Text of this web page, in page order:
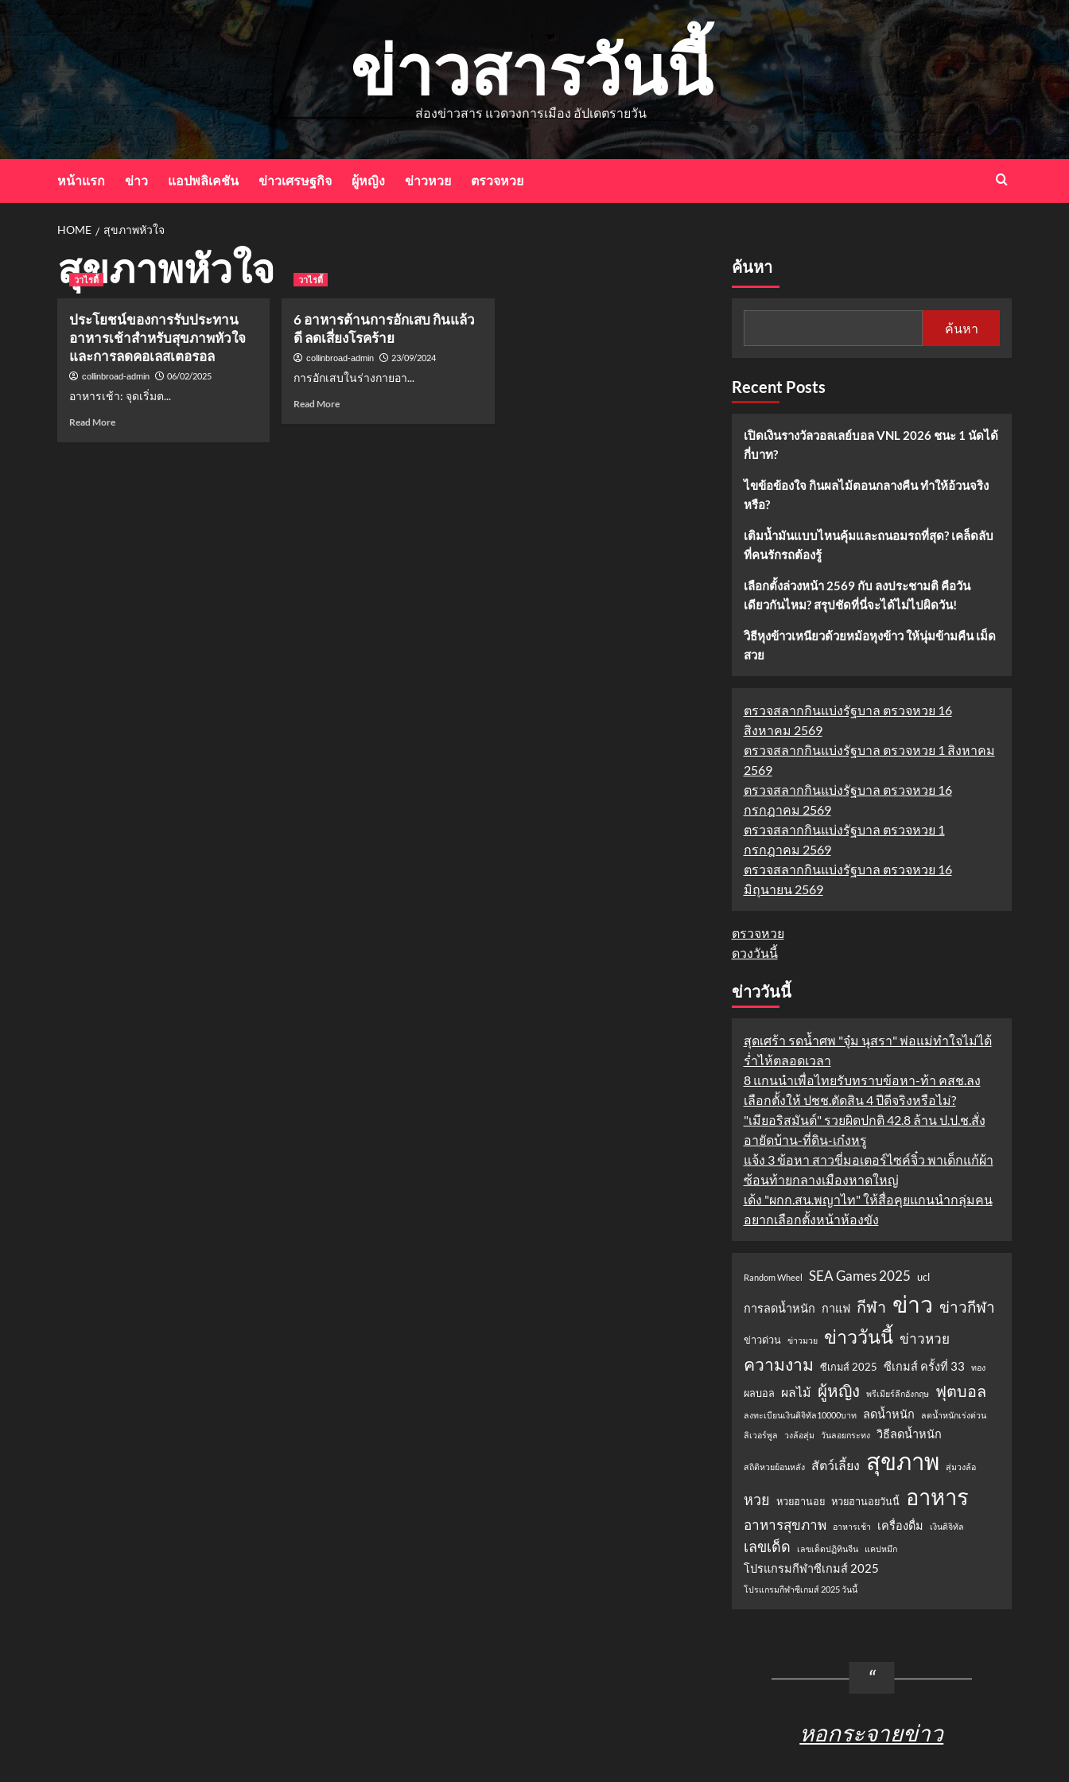
to
content
ข่าวสารวันนี้
ส่องข่าวสาร แวดวงการเมือง อัปเดตรายวัน
หน้าแรก ข่าว แอปพลิเคชัน ข่าวเศรษฐกิจ ผู้หญิง ข่าวหวย ตรวจหวย
HOME สุขภาพหัวใจ
สุขภาพหัวใจ
วาไรตี้
ประโยชน์ของการรับประทาน
อาหารเช้าสำหรับสุขภาพหัวใจ
และการลดคอเลสเตอรอล
collinbroad-admin 06/02/2025
อาหารเช้า: จุดเริ่มต...
Read MoreRead
วาไรตี้
6 อาหารต้านการอักเสบ กินแล้ว
ดี ลดเสี่ยงโรคร้าย
collinbroad-admin 23/09/2024
การอักเสบในร่างกายอา...
Read MoreRead
ค้นหา
ค้นหา
Recent Posts
เปิดเงินรางวัลวอลเลย์บอล VNL 2026 ชนะ 1 นัดได้
กี่บาท?
ไขข้อข้องใจ กินผลไม้ตอนกลางคืน ทำให้อ้วนจริง
หรือ?
เติมน้ำมันแบบไหนคุ้มและถนอมรถที่สุด? เคล็ดลับ
ที่คนรักรถต้องรู้
เลือกตั้งล่วงหน้า 2569 กับ ลงประชามติ คือวัน
เดียวกันไหม? สรุปชัดที่นี่จะได้ไม่ไปผิดวัน!
วิธีหุงข้าวเหนียวด้วยหม้อหุงข้าว ให้นุ่มข้ามคืน เม็ด
สวย
ตรวจสลากกินแบ่งรัฐบาล ตรวจหวย 16
สิงหาคม 2569
ตรวจสลากกินแบ่งรัฐบาล ตรวจหวย 1 สิงหาคม
2569
ตรวจสลากกินแบ่งรัฐบาล ตรวจหวย 16
กรกฎาคม 2569
ตรวจสลากกินแบ่งรัฐบาล ตรวจหวย 1
กรกฎาคม 2569
ตรวจสลากกินแบ่งรัฐบาล ตรวจหวย 16
มิถุนายน 2569
ตรวจหวย
ดวงวันนี้
ข่าววันนี้
สุดเศร้า รดน้ำศพ "จุ๋ม นุสรา" พ่อแม่ทำใจไม่ได้
ร่ำไห้ตลอดเวลา
8 แกนนำเพื่อไทยรับทราบข้อหา-ท้า คสช.ลง
เลือกตั้งให้ ปชช.ตัดสิน 4 ปีดีจริงหรือไม่?
"เมียอริสมันต์" รวยผิดปกติ 42.8 ล้าน ป.ป.ช.สั่ง
อายัดบ้าน-ที่ดิน-เก๋งหรู
แจ้ง 3 ข้อหา สาวขี่มอเตอร์ไซค์จิ๋ว พาเด็กแก้ผ้า
ซ้อนท้ายกลางเมืองหาดใหญ่
เด้ง "ผกก.สน.พญาไท" ให้สื่อคุยแกนนำกลุ่มคน
อยากเลือกตั้งหน้าห้องขัง
Random Wheel SEA Games 2025 ucl
การลดน้ำหนัก กาแฟ กีฬา ข่าว ข่าวกีฬา
ข่าวด่วน ข่าวมวย ข่าววันนี้ ข่าวหวย
ความงาม ซีเกมส์ 2025 ซีเกมส์ ครั้งที่ 33 ทอง
ผลบอล ผลไม้ ผู้หญิง พรีเมียร์ลีกอังกฤษ ฟุตบอล
ลงทะเบียนเงินดิจิทัล10000บาท ลดน้ำหนัก
ลดน้ำหนักเร่งด่วน
ลิเวอร์พูล
วงล้อสุ่ม วันลอยกระทง วิธีลดน้ำหนัก
สถิติหวยย้อนหลัง สัตว์เลี้ยง สุขภาพ สุ่มวงล้อ
หวย หวยฮานอย หวยฮานอยวันนี้ อาหาร
อาหารสุขภาพ อาหารเช้า เครื่องดื่ม เงินดิจิทัล
เลขเด็ด เลขเด็ดปฏิทินจีน แคปหมึก
โปรแกรมกีฬาซีเกมส์ 2025
โปรแกรมกีฬาซีเกมส์ 2025 วันนี้
หอกระจายข่าว